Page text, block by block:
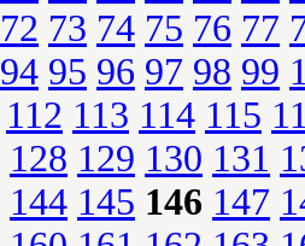
72 73 74 75 76 77
94 95 96 97 98 99
112 113 114 115
128 129 130 131
144 145 146 147